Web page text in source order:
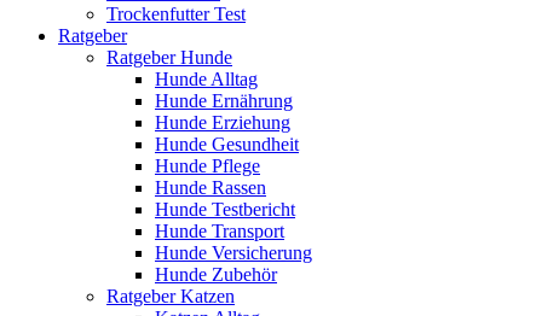
Trockenfutter Test
Ratgeber
Ratgeber Hunde
Hunde Alltag
Hunde Ernährung
Hunde Erziehung
Hunde Gesundheit
Hunde Pflege
Hunde Rassen
Hunde Testbericht
Hunde Transport
Hunde Versicherung
Hunde Zubehör
Ratgeber Katzen